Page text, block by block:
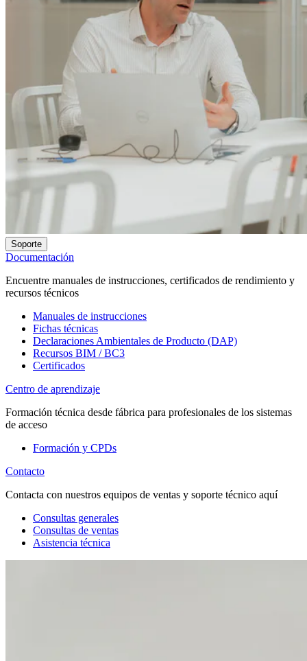
Soporte
Documentación
Encuentre manuales de instrucciones, certificados de rendimiento y
recursos técnicos
Manuales de instrucciones
Fichas técnicas
Declaraciones Ambientales de Producto (DAP)
Recursos BIM / BC3
Certificados
Centro de aprendizaje
Formación técnica desde fábrica para profesionales de los sistemas
de acceso
Formación y CPDs
Contacto
Contacta con nuestros equipos de ventas y soporte técnico aquí
Consultas generales
Consultas de ventas
Asistencia técnica